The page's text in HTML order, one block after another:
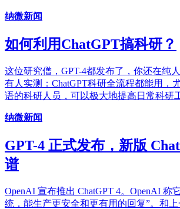
纳微新闻
如何利用ChatGPT搞科研？
这位研究僧，GPT-4都发布了，你还在纯
有人实测：ChatGPT科研全流程都能用，
语的科研人员，可以极大地提高日常科研
纳微新闻
GPT-4 正式发布，新版
谱
OpenAI 宣布推出 ChatGPT 4。OpenAI 称
统，能生产更安全和更有用的回复”。和